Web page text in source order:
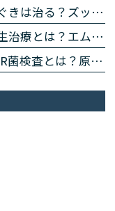
第4回：【名古屋・栄】下がった歯ぐきは治る？ズッケリー法で歯肉退縮を改善する再生治療
第3回：【名古屋・栄】歯周組織再生治療とは？エムドゲイン・リグロスで歯を残す方法を専門医が解説
第2回：【名古屋・栄】歯周病のPCR菌検査とは？原因菌を見える化する4ステップを専門医が解説